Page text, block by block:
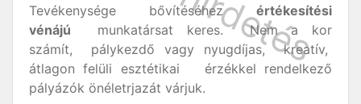
Tevékenysége bővítéséhez értékesítési
vénájú munkatársat keres. Nem a kor
számít, pálykezdő vagy nyugdíjas, kreatív,
átlagon felüli esztétikai érzékkel rendelkező
pályázók önéletrjazát várjuk.